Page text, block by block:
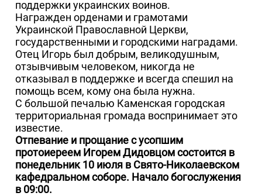
поддержки украинских воинов.
Награжден орденами и грамотами
Украинской Православной Церкви,
государственными и городскими наградами.
Отец Игорь был добрым, великодушным,
отзывчивым человеком, никогда не
отказывал в поддержке и всегда спешил на
помощь всем, кому она была нужна.
С большой печалью Каменская городская
территориальная громада воспринимает это
известие.
Отпевание и прощание с усопшим
протоиереем Игорем Дидовцом состоится в
понедельник 10 июля в Свято-Николаевском
кафедральном соборе. Начало богослужения
в 09:00.